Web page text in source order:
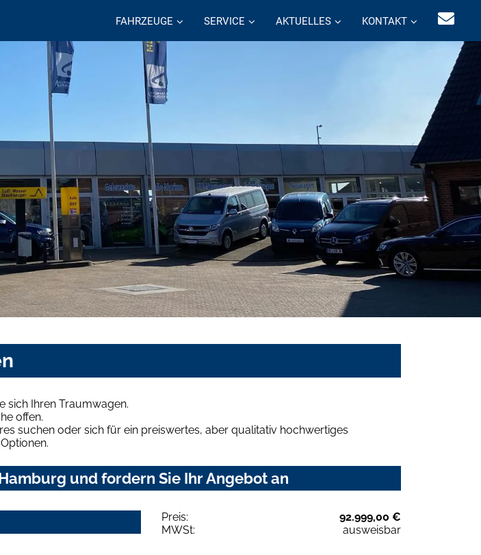
FAHRZEUGE SERVICE AKTUELLES KONTAKT
sich Ihren Traumwagen.
offen.
suchen oder sich für ein preiswertes, aber qualitativ hochwertiges
und fordern Sie Ihr Angebot an
Preis:
92.999,00 €
MWSt:
ausweisbar